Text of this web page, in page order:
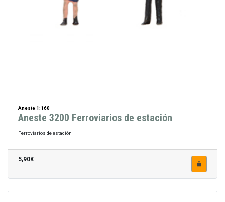
Aneste 1:160
Aneste 3200 Ferroviarios de estación
Ferroviarios de estación
5,90€